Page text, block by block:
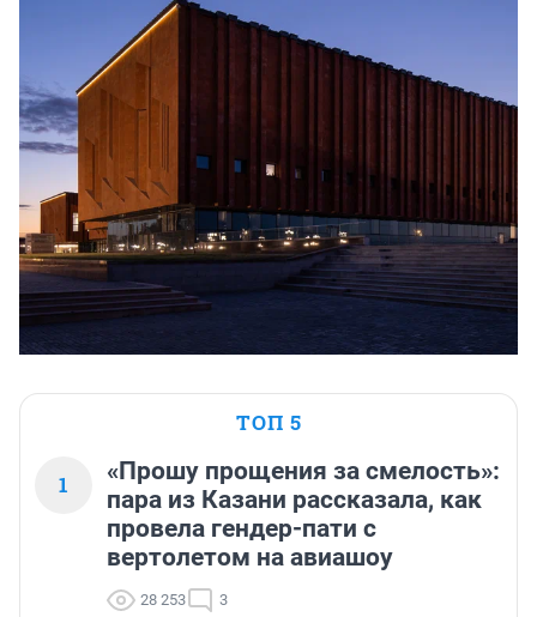
ТОП 5
1
«Прошу прощения за смелость»:
пара из Казани рассказала, как
провела гендер-пати с
вертолетом на авиашоу
28 253 3